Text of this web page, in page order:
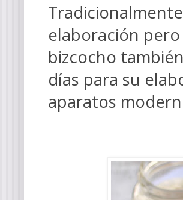
elaboración
bizcocho
días para su
aparatos